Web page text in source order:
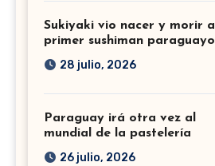
Sukiyaki vio nacer y morir al
primer sushiman paraguayo
28 julio, 2026
Paraguay irá otra vez al
mundial de la pastelería
26 julio, 2026